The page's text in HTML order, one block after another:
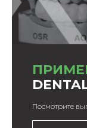
Посмотрите